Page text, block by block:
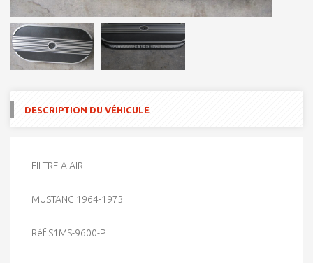
DESCRIPTION DU VÉHICULE
FILTRE A AIR
MUSTANG 1964-1973
Réf S1MS-9600-P